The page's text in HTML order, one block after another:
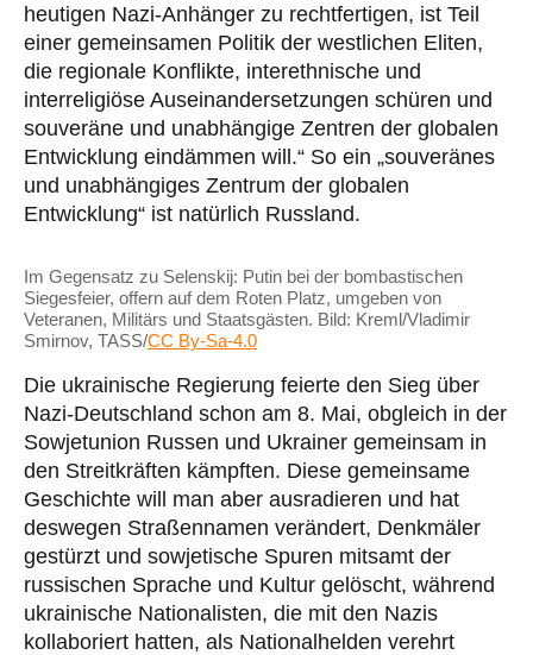
heutigen Nazi-Anhänger zu rechtfertigen, ist Teil
einer gemeinsamen Politik der westlichen Eliten,
die regionale Konflikte, interethnische und
interreligiöse Auseinandersetzungen schüren und
souveräne und unabhängige Zentren der globalen
Entwicklung eindämmen will.“ So ein „souveränes
und unabhängiges Zentrum der globalen
Entwicklung“ ist natürlich Russland.
Im Gegensatz zu Selenskij: Putin bei der bombastischen
Siegesfeier, offern auf dem Roten Platz, umgeben von
Veteranen, Militärs und Staatsgästen. Bild: Kreml/Vladimir
Smirnov, TASS/CC By-Sa-4.0
Die ukrainische Regierung feierte den Sieg über
Nazi-Deutschland schon am 8. Mai, obgleich in der
Sowjetunion Russen und Ukrainer gemeinsam in
den Streitkräften kämpften. Diese gemeinsame
Geschichte will man aber ausradieren und hat
deswegen Straßennamen verändert, Denkmäler
gestürzt und sowjetische Spuren mitsamt der
russischen Sprache und Kultur gelöscht, während
ukrainische Nationalisten, die mit den Nazis
kollaboriert hatten, als Nationalhelden verehrt